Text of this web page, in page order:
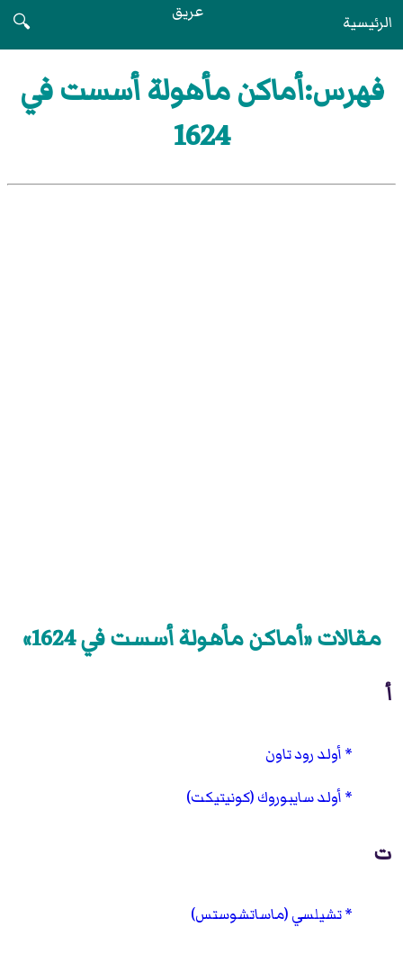
الرئيسية عريق
🔍
فهرس:أماكن مأهولة أسست في
1624
مقالات «أماكن مأهولة أسست في 1624»
أ
أولد رود تاون
أولد سايبوروك (كونيتيكت)
ت
تشيلسي (ماساتشوستس)